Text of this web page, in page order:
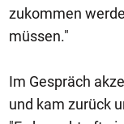
zukommen
müssen."
Im Gespräch
und kam zurück